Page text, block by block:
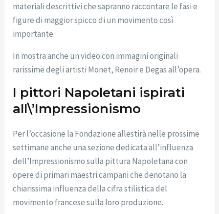
materiali descrittivi che sapranno raccontare le fasi e
figure di maggior spicco di un movimento così
importante.
In mostra anche un video con immagini originali
rarissime degli artisti Monet, Renoir e Degas all’opera.
I pittori Napoletani ispirati
all\’Impressionismo
Per l’occasione la Fondazione allestirà nelle prossime
settimane anche una sezione dedicata all’influenza
dell’Impressionismo sulla pittura Napoletana con
opere di primari maestri campani che denotano la
chiarissima influenza della cifra stilistica del
movimento francese sulla loro produzione.